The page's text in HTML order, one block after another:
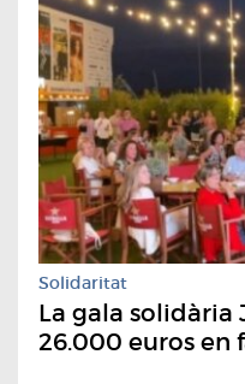
Solidaritat
La gala solidària
26.000 euros en